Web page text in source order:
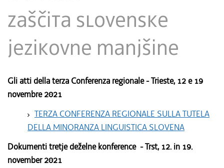
Zaščita slovenske
jezikovne manjšine
Gli atti della terza Conferenza regionale - Trieste, 12 e 19
novembre 2021
TERZA CONFERENZA REGIONALE SULLA TUTELA
DELLA MINORANZA LINGUISTICA SLOVENA
Dokumenti tretje deželne konference - Trst, 12. in 19.
november 2021